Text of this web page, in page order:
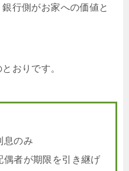
行側がお家への価値と
おりです。
息のみ
偶者が期限を引き継げ